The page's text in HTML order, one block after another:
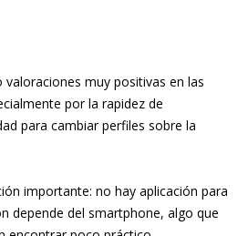
valoraciones muy positivas en las
por la rapidez de
para cambiar perfiles sobre la
importante: no hay aplicación para
depende del smartphone, algo que